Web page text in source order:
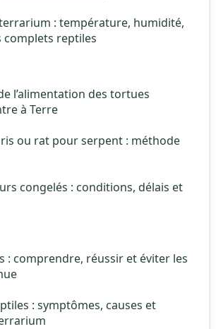
: température, humidité,
complets reptiles
l’alimentation des tortues
à Terre
ou rat pour serpent : méthode
congelés : conditions, délais et
: comprendre, réussir et éviter les
: symptômes, causes et